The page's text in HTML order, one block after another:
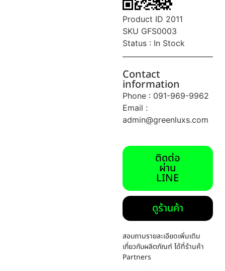
Product ID 2011
SKU GFS0003
Status : In Stock
Contact
information
Phone : 091-969-9962
Email :
admin@greenluxs.com
ติดต่อ
ผ่าน
LINE
ดูร้านค้า
สอบถามรายละเอียดเพิ่มเติม
เกี่ยวกับผลิตภัณฑ์ ได้ที่ร้านค้า
Partners